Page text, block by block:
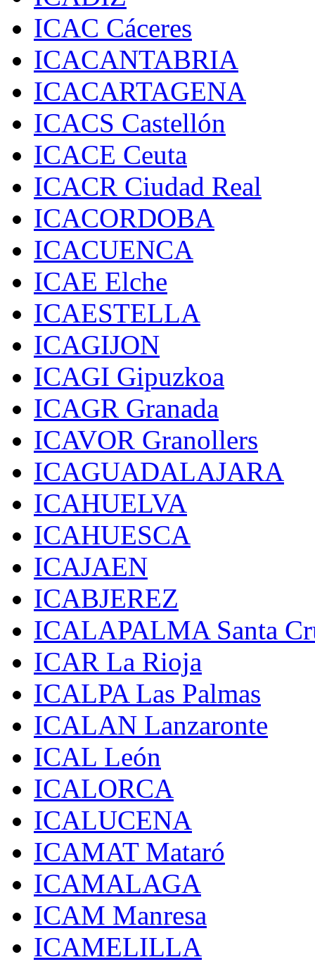
ICAC Cáceres
ICACANTABRIA
ICACARTAGENA
ICACS Castellón
ICACE Ceuta
ICACR Ciudad Real
ICACORDOBA
ICACUENCA
ICAE Elche
ICAESTELLA
ICAGIJON
ICAGI Gipuzkoa
ICAGR Granada
ICAVOR Granollers
ICAGUADALAJARA
ICAHUELVA
ICAHUESCA
ICAJAEN
ICABJEREZ
ICALAPALMA Santa
ICAR La Rioja
ICALPA Las Palmas
ICALAN Lanzaronte
ICAL León
ICALORCA
ICALUCENA
ICAMAT Mataró
ICAMALAGA
ICAM Manresa
ICAMELILLA